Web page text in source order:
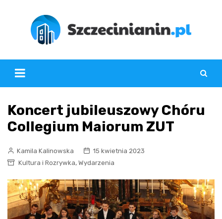
Koncert jubileuszowy Chóru
Collegium Maiorum ZUT
Kamila Kalinowska
15 kwietnia 2023
Kultura i Rozrywka, Wydarzenia